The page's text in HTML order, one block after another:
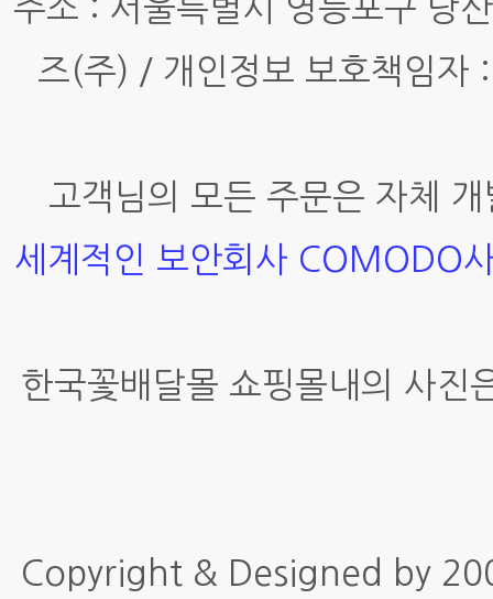
주소 : 서울특별시 영등포구 당
즈(주) / 개인정보 보호책임
고객님의 모든 주문은 자체
세계적인 보안회사 COMODO
한국꽃배달몰 쇼핑몰내의 사진
Copyright & Designed by